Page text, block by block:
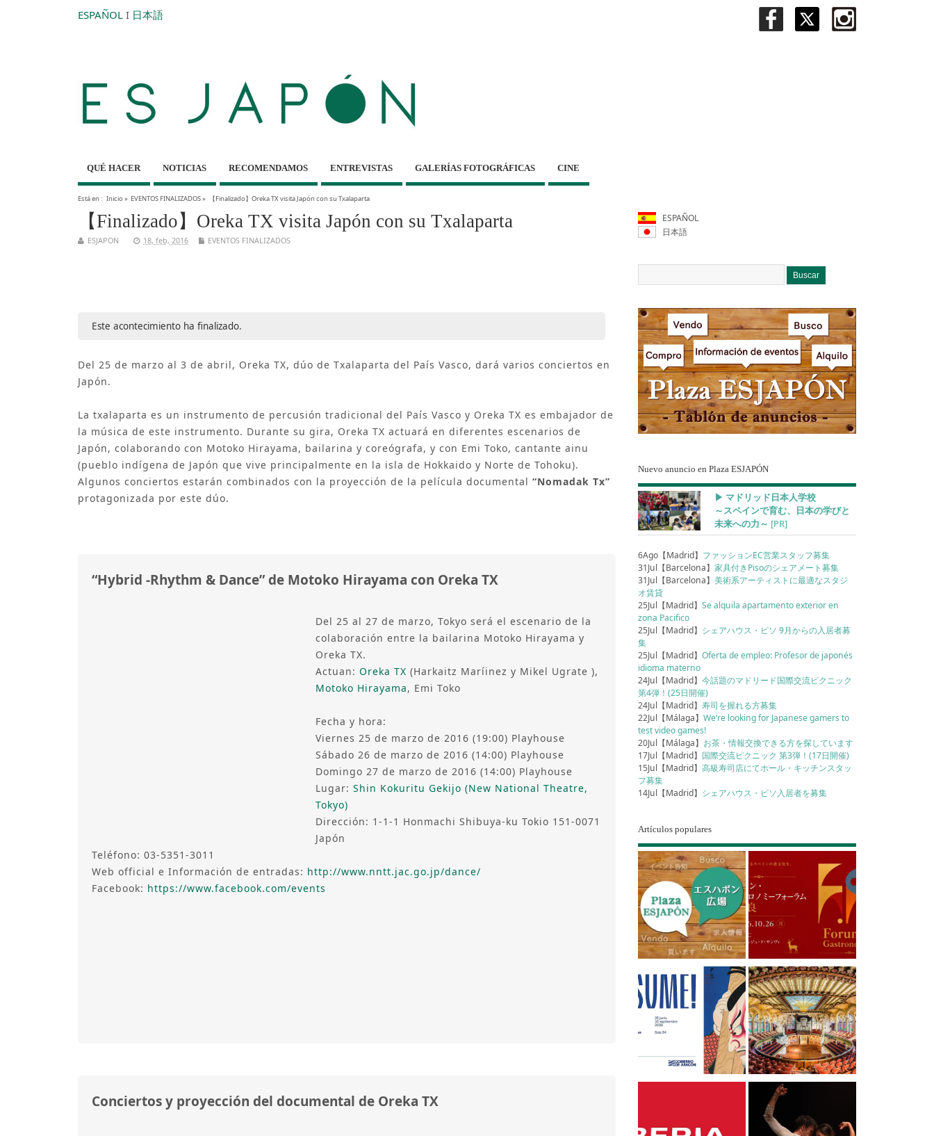
ESPAÑOL I 日本語
QUÉ HACER NOTICIAS RECOMENDAMOS ENTREVISTAS GALERÍAS FOTOGRÁFICAS CINE
Está en : Inicio» EVENTOS FINALIZADOS» 【Finalizado】Oreka TX visita Japón con su Txalaparta
【Finalizado】Oreka TX visita Japón con su Txalaparta
ESJAPON 18, feb, 2016 EVENTOS FINALIZADOS
Este acontecimiento ha finalizado.
Del 25 de marzo al 3 de abril, Oreka TX, dúo de Txalaparta del País Vasco, dará varios conciertos en
Japón.
La txalaparta es un instrumento de percusión tradicional del País Vasco y Oreka TX es embajador de
la música de este instrumento. Durante su gira, Oreka TX actuará en diferentes escenarios de
Japón, colaborando con Motoko Hirayama, bailarina y coreógrafa, y con Emi Toko, cantante ainu
(pueblo indígena de Japón que vive principalmente en la isla de Hokkaido y Norte de Tohoku).
Algunos conciertos estarán combinados con la proyección de la película documental “Nomadak Tx”
protagonizada por este dúo.
“Hybrid -Rhythm & Dance” de Motoko Hirayama con Oreka TX
Del 25 al 27 de marzo, Tokyo será el escenario de la
colaboración entre la bailarina Motoko Hirayama y
Oreka TX.
Actuan: Oreka TX (Harkaitz Maríinez y Mikel Ugrate ),
Motoko Hirayama, Emi Toko
Fecha y hora:
Viernes 25 de marzo de 2016 (19:00) Playhouse
Sábado 26 de marzo de 2016 (14:00) Playhouse
Domingo 27 de marzo de 2016 (14:00) Playhouse
Lugar: Shin Kokuritu Gekijo (New National Theatre,
Tokyo)
Dirección: 1-1-1 Honmachi Shibuya-ku Tokio 151-0071
Japón
Teléfono: 03-5351-3011
Web official e Información de entradas: http://www.nntt.jac.go.jp/dance/
Facebook: https://www.facebook.com/events
Conciertos y proyección del documental de Oreka TX
ESPAÑOL
日本語
Nuevo anuncio en Plaza ESJAPÓN
▶︎ マドリッド日本人学校
～スペインで育む、日本の学びと
未来への力～ [PR]
6Ago【Madrid】 ファッションEC営業スタッフ募集
31Jul【Barcelona】家具付きPisoのシェアメート募集
31Jul【Barcelona】美術系アーティストに最適なスタジ
オ賃貸
25Jul【Madrid】Se alquila apartamento exterior en
zona Pacifico
25Jul【Madrid】 シェアハウス・ピソ 9月からの入居者募
集
25Jul【Madrid】Oferta de empleo: Profesor de japonés
idioma materno
24Jul【Madrid】今話題のマドリード国際交流ピクニック
第4弾！(25日開催)
24Jul【Madrid】寿司を握れる方募集
22Jul【Málaga】We’re looking for Japanese gamers to
test video games!
20Jul【Málaga】 お茶・情報交換できる方を探しています
17Jul【Madrid】 国際交流ピクニック 第3弾！(17日開催)
15Jul【Madrid】高級寿司店にてホール・キッチンスタッ
フ募集
14Jul【Madrid】 シェアハウス・ピソ入居者を募集
Artículos populares